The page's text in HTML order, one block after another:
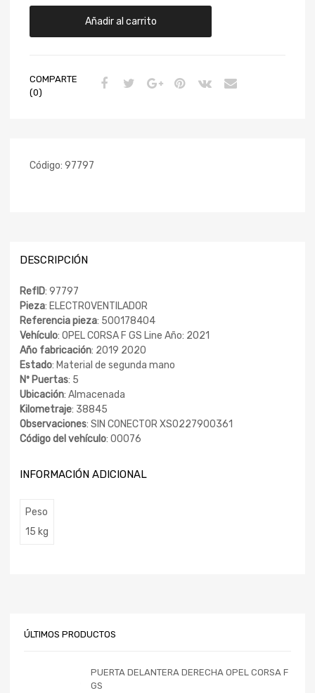
Añadir al carrito
COMPARTE
(0)
Código: 97797
DESCRIPCIÓN
RefID: 97797
Pieza: ELECTROVENTILADOR
Referencia pieza: 500178404
Vehículo: OPEL CORSA F GS Line Año: 2021
Año fabricación: 2019 2020
Estado: Material de segunda mano
Nº Puertas: 5
Ubicación: Almacenada
Kilometraje: 38845
Observaciones: SIN CONECTOR XS0227900361
Código del vehículo: 00076
INFORMACIÓN ADICIONAL
Peso
15 kg
ÚLTIMOS PRODUCTOS
PUERTA DELANTERA DERECHA OPEL CORSA F
GS